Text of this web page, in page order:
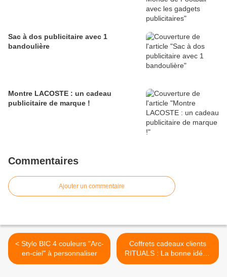
Sac à dos publicitaire avec 1
bandoulière
Montre LACOSTE : un cadeau
publicitaire de marque !
Commentaires
Ajouter un commentaire
< Stylo BIC 4 couleurs "Arc-
en-ciel" à personnaliser
Coffrets cadeaux clients
RITUALS : La bonne idée !
>